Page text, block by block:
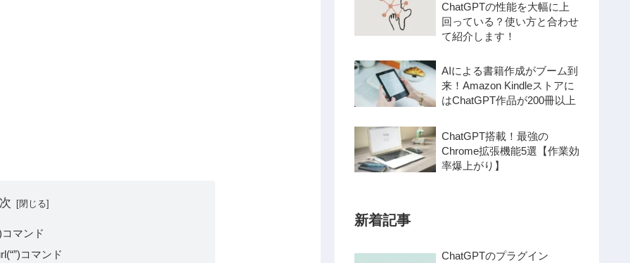
マンド
コマンド
ChatGPTの性能を大幅に上
回っている？使い方と合わせ
て紹介します！
AIによる書籍作成がブーム到
来！Amazon Kindleストアに
はChatGPT作品が200冊以上
ChatGPT搭載！最強の
Chrome拡張機能5選【作業効
率爆上がり】
新着記事
ChatGPTのプラグイン